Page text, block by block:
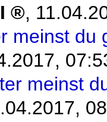
,
meinst du
meinst